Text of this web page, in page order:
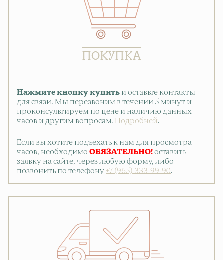
ПОКУПКА
Нажмите кнопку купить и оставьте контакты
для связи. Мы перезвоним в течении 5 минут и
проконсультируем по цене и наличию данных
часов и другим вопросам.
Подробней.
Если вы хотите подъехать к нам для просмотра
часов, необходимо ОБЯЗАТЕЛЬНО! оставить
заявку на сайте, через любую форму, либо
позвонить по телефону +7 (965) 333-99-90.